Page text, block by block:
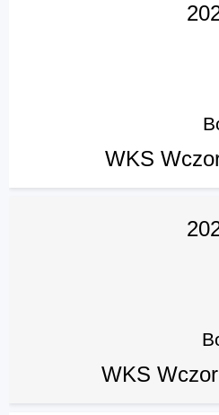
WKS
WKS